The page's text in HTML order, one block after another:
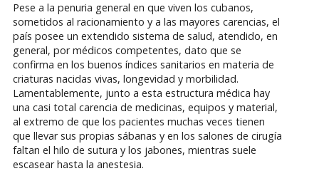
Pese a la penuria general en que viven los cubanos,
sometidos al racionamiento y a las mayores carencias, el
país posee un extendido sistema de salud, atendido, en
general, por médicos competentes, dato que se
confirma en los buenos índices sanitarios en materia de
criaturas nacidas vivas, longevidad y morbilidad.
Lamentablemente, junto a esta estructura médica hay
una casi total carencia de medicinas, equipos y material,
al extremo de que los pacientes muchas veces tienen
que llevar sus propias sábanas y en los salones de cirugía
faltan el hilo de sutura y los jabones, mientras suele
escasear hasta la anestesia.